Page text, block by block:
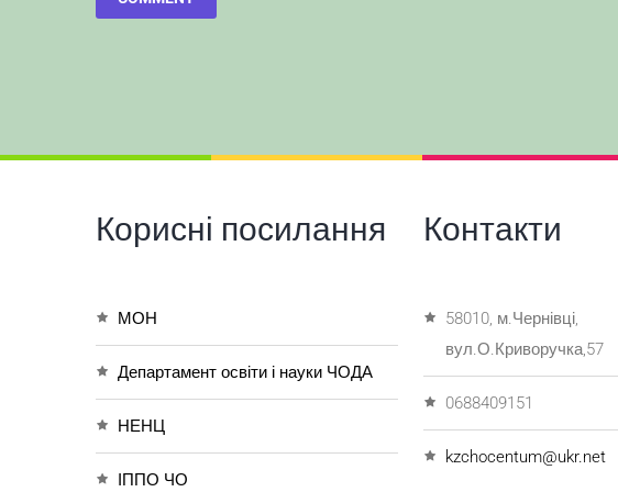
Корисні посилання
МОН
Департамент освіти і науки ЧОДА
НЕНЦ
ІППО ЧО
Контакти
58010, м.Чернівці,
вул.О.Криворучка,57
0688409151
kzchocentum@ukr.net